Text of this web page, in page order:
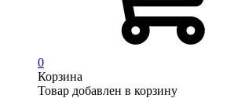
0
Корзина
Товар добавлен в корзину